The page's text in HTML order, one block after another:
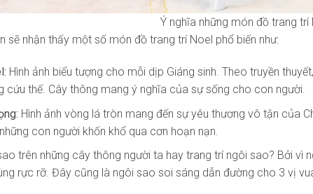
Ý nghĩa những món đồ trang trí
sẽ nhận thấy một số món đồ trang trí Noel phổ biến như:
Hình ảnh biểu tượng cho mỗi dịp Giáng sinh. Theo truyền
cứu thế. Cây thông mang ý nghĩa của sự sống cho con người.
Hình ảnh vòng lá tròn mang đến sự yêu thương vô tận của
con người khốn khổ qua cơn hoạn nạn.
trên những cây thông người ta hay trang trí ngôi sao? Bởi vì
rực rỡ. Đây cũng là ngôi sao soi sáng dẫn đường cho 3 vị